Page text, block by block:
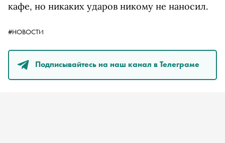
кафе, но никаких ударов никому не наносил.
#НОВОСТИ
Подписывайтесь на наш канал в Телеграме